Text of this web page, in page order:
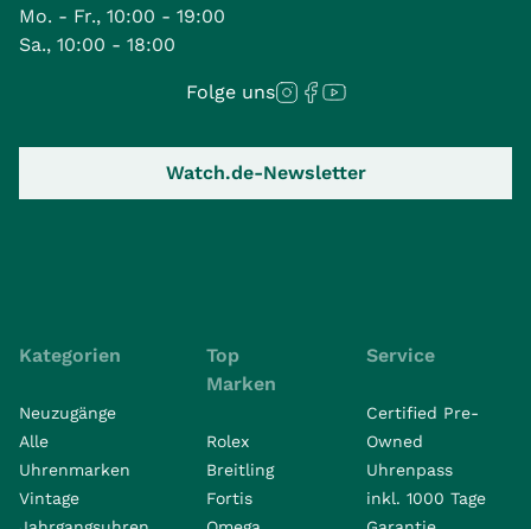
Mo. - Fr., 10:00 - 19:00
Sa., 10:00 - 18:00
Folge uns
Watch.de-Newsletter
Kategorien
Neuzugänge
Alle
Uhrenmarken
Vintage
Top
Marken
Rolex
Breitling
Fortis
Service
Certified Pre-
Owned
Uhrenpass
inkl. 1000 Tage